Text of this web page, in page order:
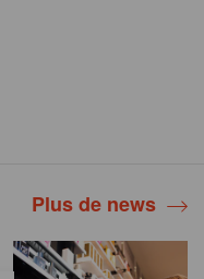
Plus de news